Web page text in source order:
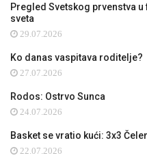
Pregled Svetskog prvenstva
sveta
29.07.2026
Ko danas vaspitava roditelje?
27.07.2026
Rodos: Ostrvo Sunca
24.07.2026
Basket se vratio kući: 3x3
22.07.2026